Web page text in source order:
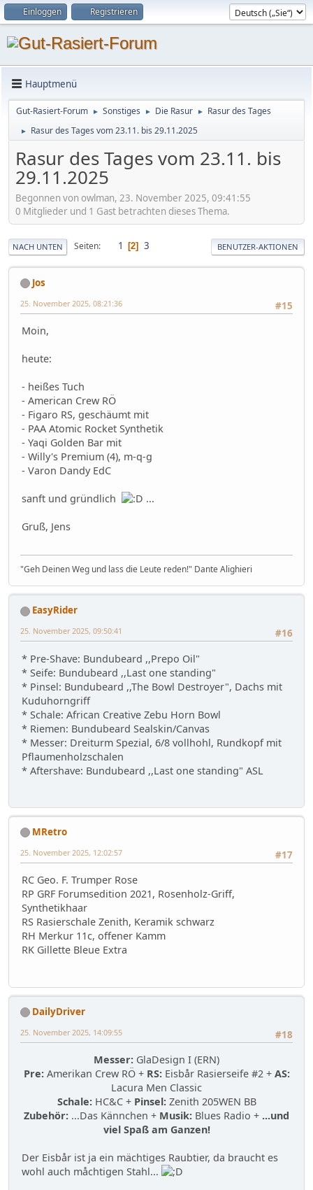
Einloggen Registrieren
Hauptmenü
Gut-Rasiert-Forum ► Sonstiges ► Die Rasur ► Rasur des Tages
► Rasur des Tages vom 23.11. bis 29.11.2025
Rasur des Tages vom 23.11. bis
29.11.2025
Begonnen von owlman, 23. November 2025, 09:41:55
0 Mitglieder und 1 Gast betrachten dieses Thema.
NACH UNTEN Seiten 1 2 3 BENUTZER-AKTIONEN
Jos
#15
25. November 2025, 08:21:36
Moin,
heute:
- heißes Tuch
- American Crew RÖ
- Figaro RS, geschäumt mit
- PAA Atomic Rocket Synthetik
- Yaqi Golden Bar mit
- Willy's Premium (4), m-q-g
- Varon Dandy EdC
sanft und gründlich ...
Gruß, Jens
"Geh Deinen Weg und lass die Leute reden!" Dante Alighieri
EasyRider
#16
25. November 2025, 09:50:41
* Pre-Shave: Bundubeard ,,Prepo Oil"
* Seife: Bundubeard ,,Last one standing"
* Pinsel: Bundubeard ,,The Bowl Destroyer", Dachs mit
Kuduhorngriff
* Schale: African Creative Zebu Horn Bowl
* Riemen: Bundubeard Sealskin/Canvas
* Messer: Dreiturm Spezial, 6/8 vollhohl, Rundkopf mit
Pflaumenholzschalen
* Aftershave: Bundubeard ,,Last one standing" ASL
MRetro
#17
25. November 2025, 12:02:57
RC Geo. F. Trumper Rose
RP GRF Forumsedition 2021, Rosenholz-Griff,
Synthetikhaar
RS Rasierschale Zenith, Keramik schwarz
RH Merkur 11c, offener Kamm
RK Gillette Bleue Extra
DailyDriver
#18
25. November 2025, 14:09:55
Messer: GlaDesign I (ERN)
Pre: Amerikan Crew RÖ + RS:Eisbår Rasierseife #2 + AS:
Lacura Men Classic
Schale:HC&C + Pinsel: Zenith 205WEN BB
Zubehör: ...Das Kännchen + Musik: Blues Radio + ...und
viel Spaß am Ganzen!
Der Eisbår ist ja ein mächtiges Raubtier, da braucht es
wohl auch måchtigen Stahl...